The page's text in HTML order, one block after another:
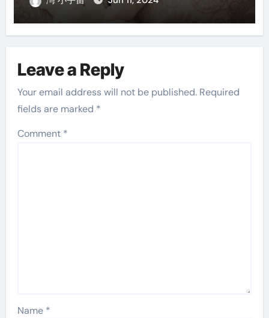
Leave a Reply
Your email address will not be published. Required
fields are marked *
Comment *
Name *